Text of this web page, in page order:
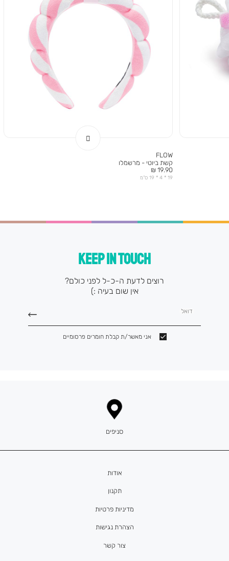
FLOW
קשת ביוטי - מרשמלו
מחיר
מוצר
19.90 ₪
19 * 4 * 19 ס”מ
KEEP IN TOUCH
רוצים לדעת ה-כ-ל לפני כולם?
אין שום בעיה :)
דואל
אני מאשר/ת קבלת חומרים פרסומיים
אודות
תקנון
מדיניות פרטיות
הצהרת נגישות
צור קשר
סניפים